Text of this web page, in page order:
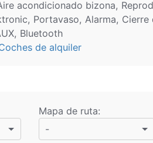
acondicionado bizona,
Portavaso, Alarma,
Bluetooth
de alquiler
Mapa de ruta:
-